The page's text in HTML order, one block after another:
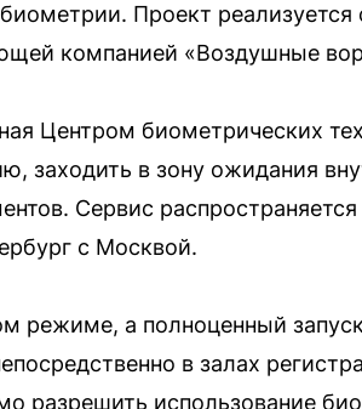
Проект
компанией «Воздушные
Центром биометрических
заходить в зону ожидания
Сервис
с Москвой.
режиме, а полноценный
в залах
разрешить использование